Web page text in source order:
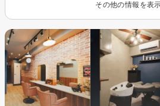
その他の情報を表